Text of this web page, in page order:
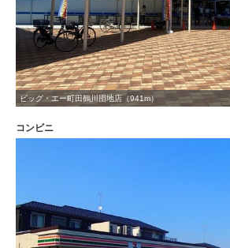
ビッグ・エー町田鶴川団地店（941m）
コンビニ